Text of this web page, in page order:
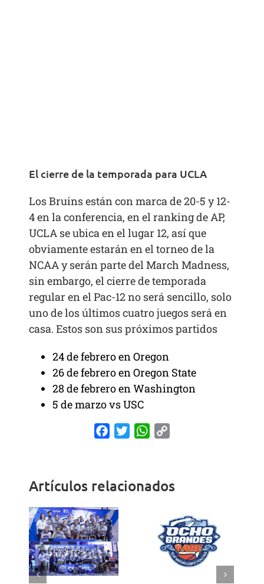
El cierre de la temporada para UCLA
Los Bruins están con marca de 20-5 y 12-
4 en la conferencia, en el ranking de AP,
UCLA se ubica en el lugar 12, así que
obviamente estarán en el torneo de la
NCAA y serán parte del March Madness,
sin embargo, el cierre de temporada
regular en el Pac-12 no será sencillo, solo
uno de los últimos cuatro juegos será en
casa. Estos son sus próximos partidos
24 de febrero en Oregon
26 de febrero en Oregon State
28 de febrero en Washington
5 de marzo vs USC
FacebookTwitterWhatsApp
Artículos relacionados